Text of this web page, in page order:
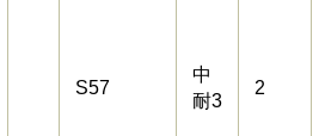
S57
中
耐3
2